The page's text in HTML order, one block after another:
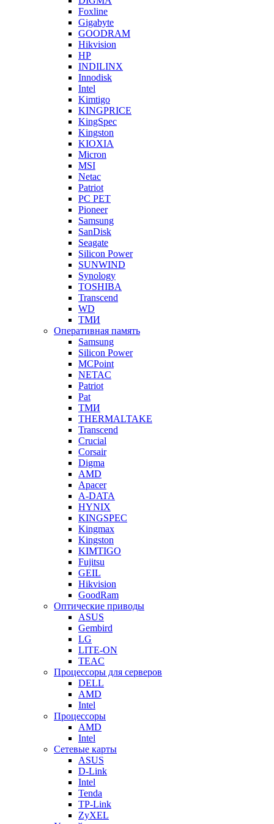
Foxline
Gigabyte
GOODRAM
Hikvision
HP
INDILINX
Innodisk
Intel
Kimtigo
KINGPRICE
KingSpec
Kingston
KIOXIA
Micron
MSI
Netac
Patriot
PC PET
Pioneer
Samsung
SanDisk
Seagate
Silicon Power
SUNWIND
Synology
TOSHIBA
Transcend
WD
ТМИ
Оперативная память
Samsung
Silicon Power
MCPoint
NETAC
Patriot
Pat
ТМИ
THERMALTAKE
Transcend
Crucial
Corsair
Digma
AMD
Apacer
A-DATA
HYNIX
KINGSPEC
Kingmax
Kingston
KIMTIGO
Fujitsu
GEIL
Hikvision
GoodRam
Оптические приводы
ASUS
Gembird
LG
LITE-ON
TEAC
Процессоры для серверов
DELL
AMD
Intel
Процессоры
AMD
Intel
Сетевые карты
ASUS
D-Link
Intel
Tenda
TP-Link
ZyXEL